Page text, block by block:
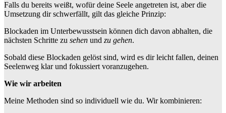
Falls du bereits weißt, wofür deine Seele angetreten ist, aber die
Umsetzung dir schwerfällt, gilt das gleiche Prinzip:
Blockaden im Unterbewusstsein können dich davon abhalten, die
nächsten Schritte zu sehen und zu gehen.
Sobald diese Blockaden gelöst sind, wird es dir leicht fallen, deinen
Seelenweg klar und fokussiert voranzugehen.
Wie wir arbeiten
Meine Methoden sind so individuell wie du. Wir kombinieren: